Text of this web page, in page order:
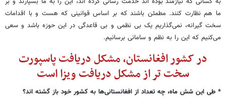
ما هم نظارت کنند. مطمئن باشند که بر اساس قوانینی که هست و با اقدامات
سخت گیرانه، نمی‌گذاریم یک بی نظمی و بی قاعدگی در این حوزه باشد و سعی
می‌کنیم که این را به نظم و سامانی برسانیم.
در کشور افغانستان، مشکل دریافت پاسپورت
سخت تر از مشکل دریافت ویزا است
* طی این شش ماه، چه تعداد از افغانستانی‌ها به کشور خود باز گشته اند؟